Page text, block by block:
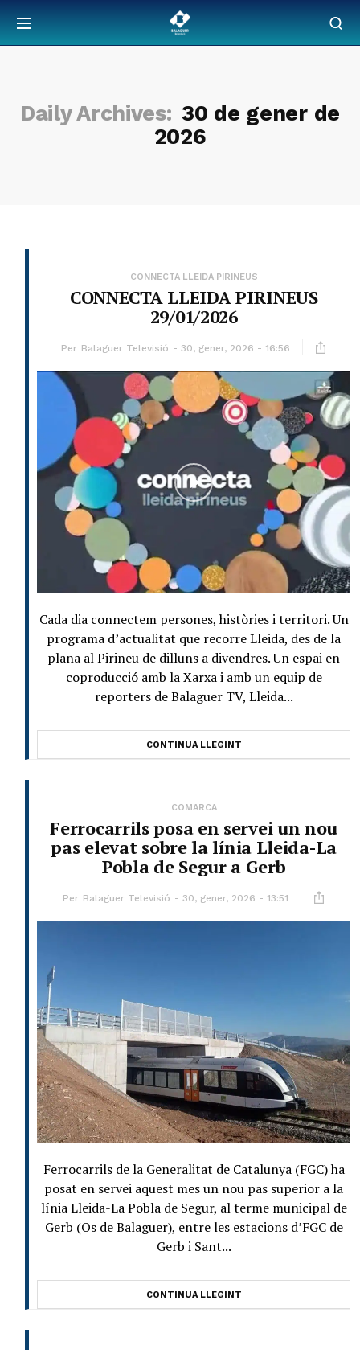
Daily Archives: 30 de gener de
2026
CONNECTA LLEIDA PIRINEUS
CONNECTA LLEIDA PIRINEUS
29/01/2026
Per Balaguer Televisió 30, gener, 2026 - 16:56
Cada dia connectem persones, històries i territori. Un
programa d’actualitat que recorre Lleida, des de la
plana al Pirineu de dilluns a divendres. Un espai en
coproducció amb la Xarxa i amb un equip de
reporters de Balaguer TV, Lleida...
CONTINUA LLEGINT
COMARCA
Ferrocarrils posa en servei un nou
pas elevat sobre la línia Lleida-La
Pobla de Segur a Gerb
Per Balaguer Televisió 30, gener, 2026 - 13:51
Ferrocarrils de la Generalitat de Catalunya (FGC) ha
posat en servei aquest mes un nou pas superior a la
línia Lleida-La Pobla de Segur, al terme municipal de
Gerb (Os de Balaguer), entre les estacions d’FGC de
Gerb i Sant...
CONTINUA LLEGINT